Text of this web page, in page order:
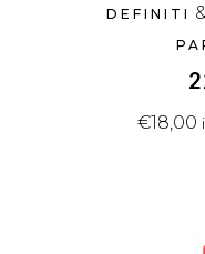
DEFINITI &
€18,00